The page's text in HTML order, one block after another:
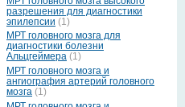
разрешения для диагностики
эпилепсии (1)
МРТ головного мозга для
диагностики болезни
Альцгеймера (1)
МРТ головного мозга и
ангиография артерий головного
мозга (1)